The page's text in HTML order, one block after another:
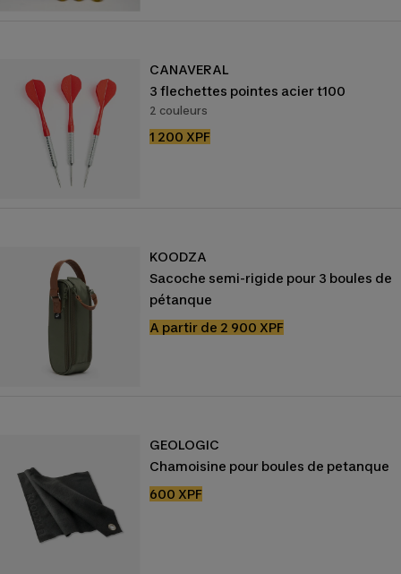
CANAVERAL
3 flechettes pointes acier t100
2 couleurs
Prix
1 200 XPF
KOODZA
Sacoche semi-rigide pour 3 boules de
pétanque
Prix
A partir de 2 900 XPF
GEOLOGIC
Chamoisine pour boules de petanque
Prix
600 XPF